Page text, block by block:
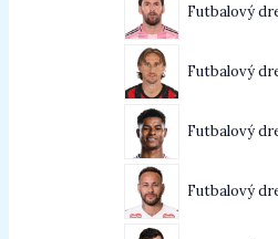
Futbalový
Futbalový
Futbalový
Futbalový